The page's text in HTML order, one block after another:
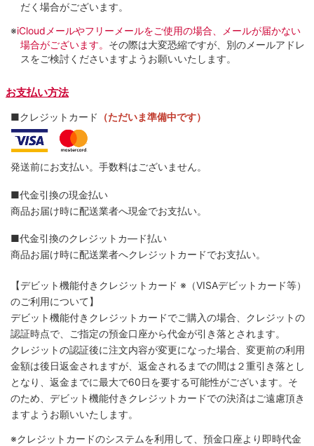
だく場合がございます。
※iCloudメールやフリーメールをご使用の場合、メールが届かない
場合がございます。 その際は大変恐縮ですが、別のメールアドレ
スをご検討くださいますようお願いいたします。
お支払い方法
■クレジットカード （ただいま準備中です）
発送前にお支払い。手数料はございません。
■代金引換の現金払い
商品お届け時に配送業者へ現金でお支払い。
■代金引換のクレジットカ―ド払い
商品お届け時に配送業者へクレジットカードでお支払い。
【デビット機能付きクレジットカード ※（VISAデビットカード等）
のご利用について】
デビット機能付きクレジットカードでご購入の場合、クレジットの
認証時点で、ご指定の預金口座から代金が引き落とされます。
クレジットの認証後に注文内容が変更になった場合、変更前の利用
金額は後日返金されますが、返金されるまでの間は２重引き落とし
となり、返金までに最大で60日を要する可能性がございます。そ
のため、デビット機能付きクレジットカードでの決済はご遠慮頂き
ますようお願いいたします。
※クレジットカードのシステムを利用して、預金口座より即時代金